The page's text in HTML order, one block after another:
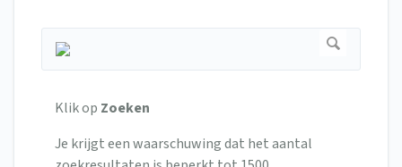
Klik op Zoeken
Je krijgt een waarschuwing dat het aantal